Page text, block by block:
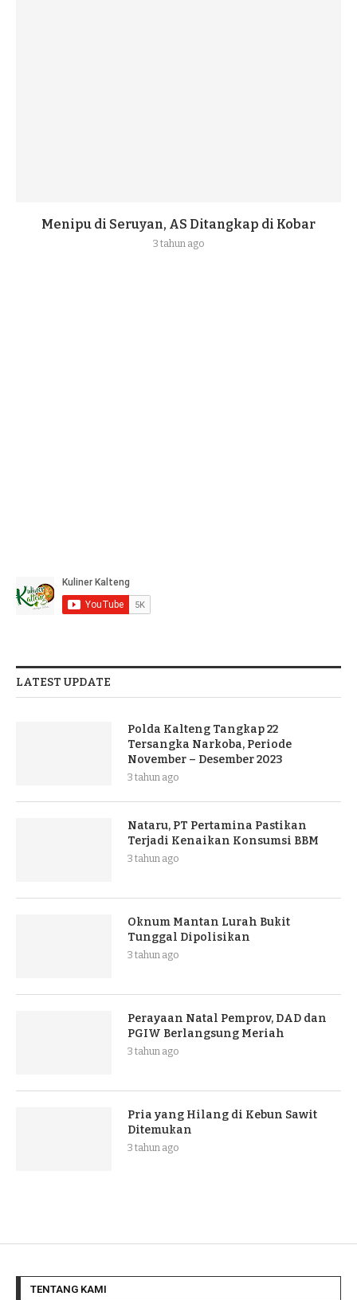
Menipu di Seruyan, AS Ditangkap di Kobar
3 tahun ago
LATEST UPDATE
Polda Kalteng Tangkap 22
Tersangka Narkoba, Periode
November – Desember 2023
3 tahun ago
Nataru, PT Pertamina Pastikan
Terjadi Kenaikan Konsumsi BBM
3 tahun ago
Oknum Mantan Lurah Bukit
Tunggal Dipolisikan
3 tahun ago
Perayaan Natal Pemprov, DAD dan
PGIW Berlangsung Meriah
3 tahun ago
Pria yang Hilang di Kebun Sawit
Ditemukan
3 tahun ago
TENTANG KAMI